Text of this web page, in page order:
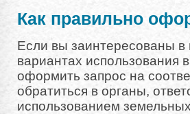
Как правильно
Если вы заинтересованы
вариантах
оформить запрос на
обратиться в органы,
использованием